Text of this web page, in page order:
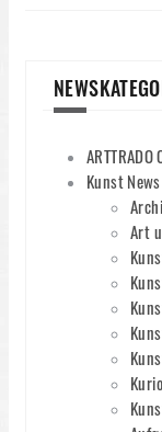
Kunst News
Art